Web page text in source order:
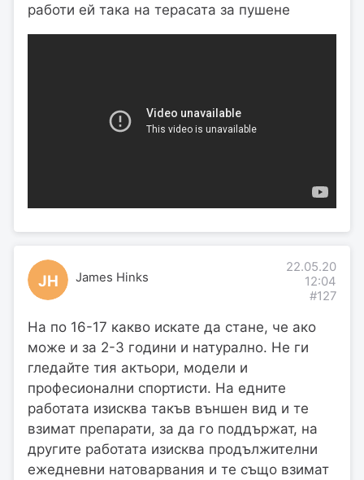
работи ей така на терасата за пушене
JH James Hinks
22.05.20
12:04
#127
На по 16-17 какво искате да стане, че ако
може и за 2-3 години и натурално. Не ги
гледайте тия актьори, модели и
професионални спортисти. На едните
работата изисква такъв външен вид и те
взимат препарати, за да го поддържат, на
другите работата изисква продължителни
ежедневни натоварвания и те също взимат